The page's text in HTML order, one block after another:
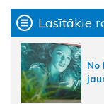
Lasītākie
No